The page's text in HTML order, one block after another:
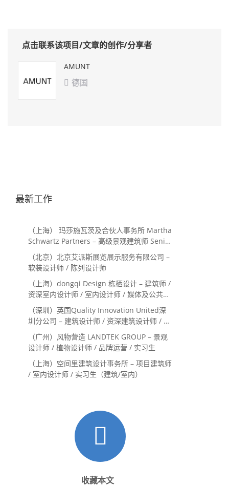
点击联系该项目/文章的创作/分享者
AMUNT
 德国
最新工作
（上海） 玛莎施瓦茨及合伙人事务所 Martha
Schwartz Partners – 高级景观建筑师 Senior
Landscape Designer / 景观建筑师
Landscape Designer
（北京）北京艾派斯展览展示服务有限公司 –
软装设计师 / 陈列设计师
（上海）dongqi Design 栋栖设计 – 建筑师 /
资深室内设计师 / 室内设计师 / 媒体及公共关
系主管 / 设计实习生（常年招聘）
（深圳）英国Quality Innovation United深
圳分公司 – 建筑设计师 / 资深建筑设计师 / 室
内设计师 / 设计实习生
（广州）风物营造 LANDTEK GROUP – 景观
设计师 / 植物设计师 / 品牌运营 / 实习生
（上海）空间里建筑设计事务所 – 项目建筑师
/ 室内设计师 / 实习生（建筑/室内）
收藏本文